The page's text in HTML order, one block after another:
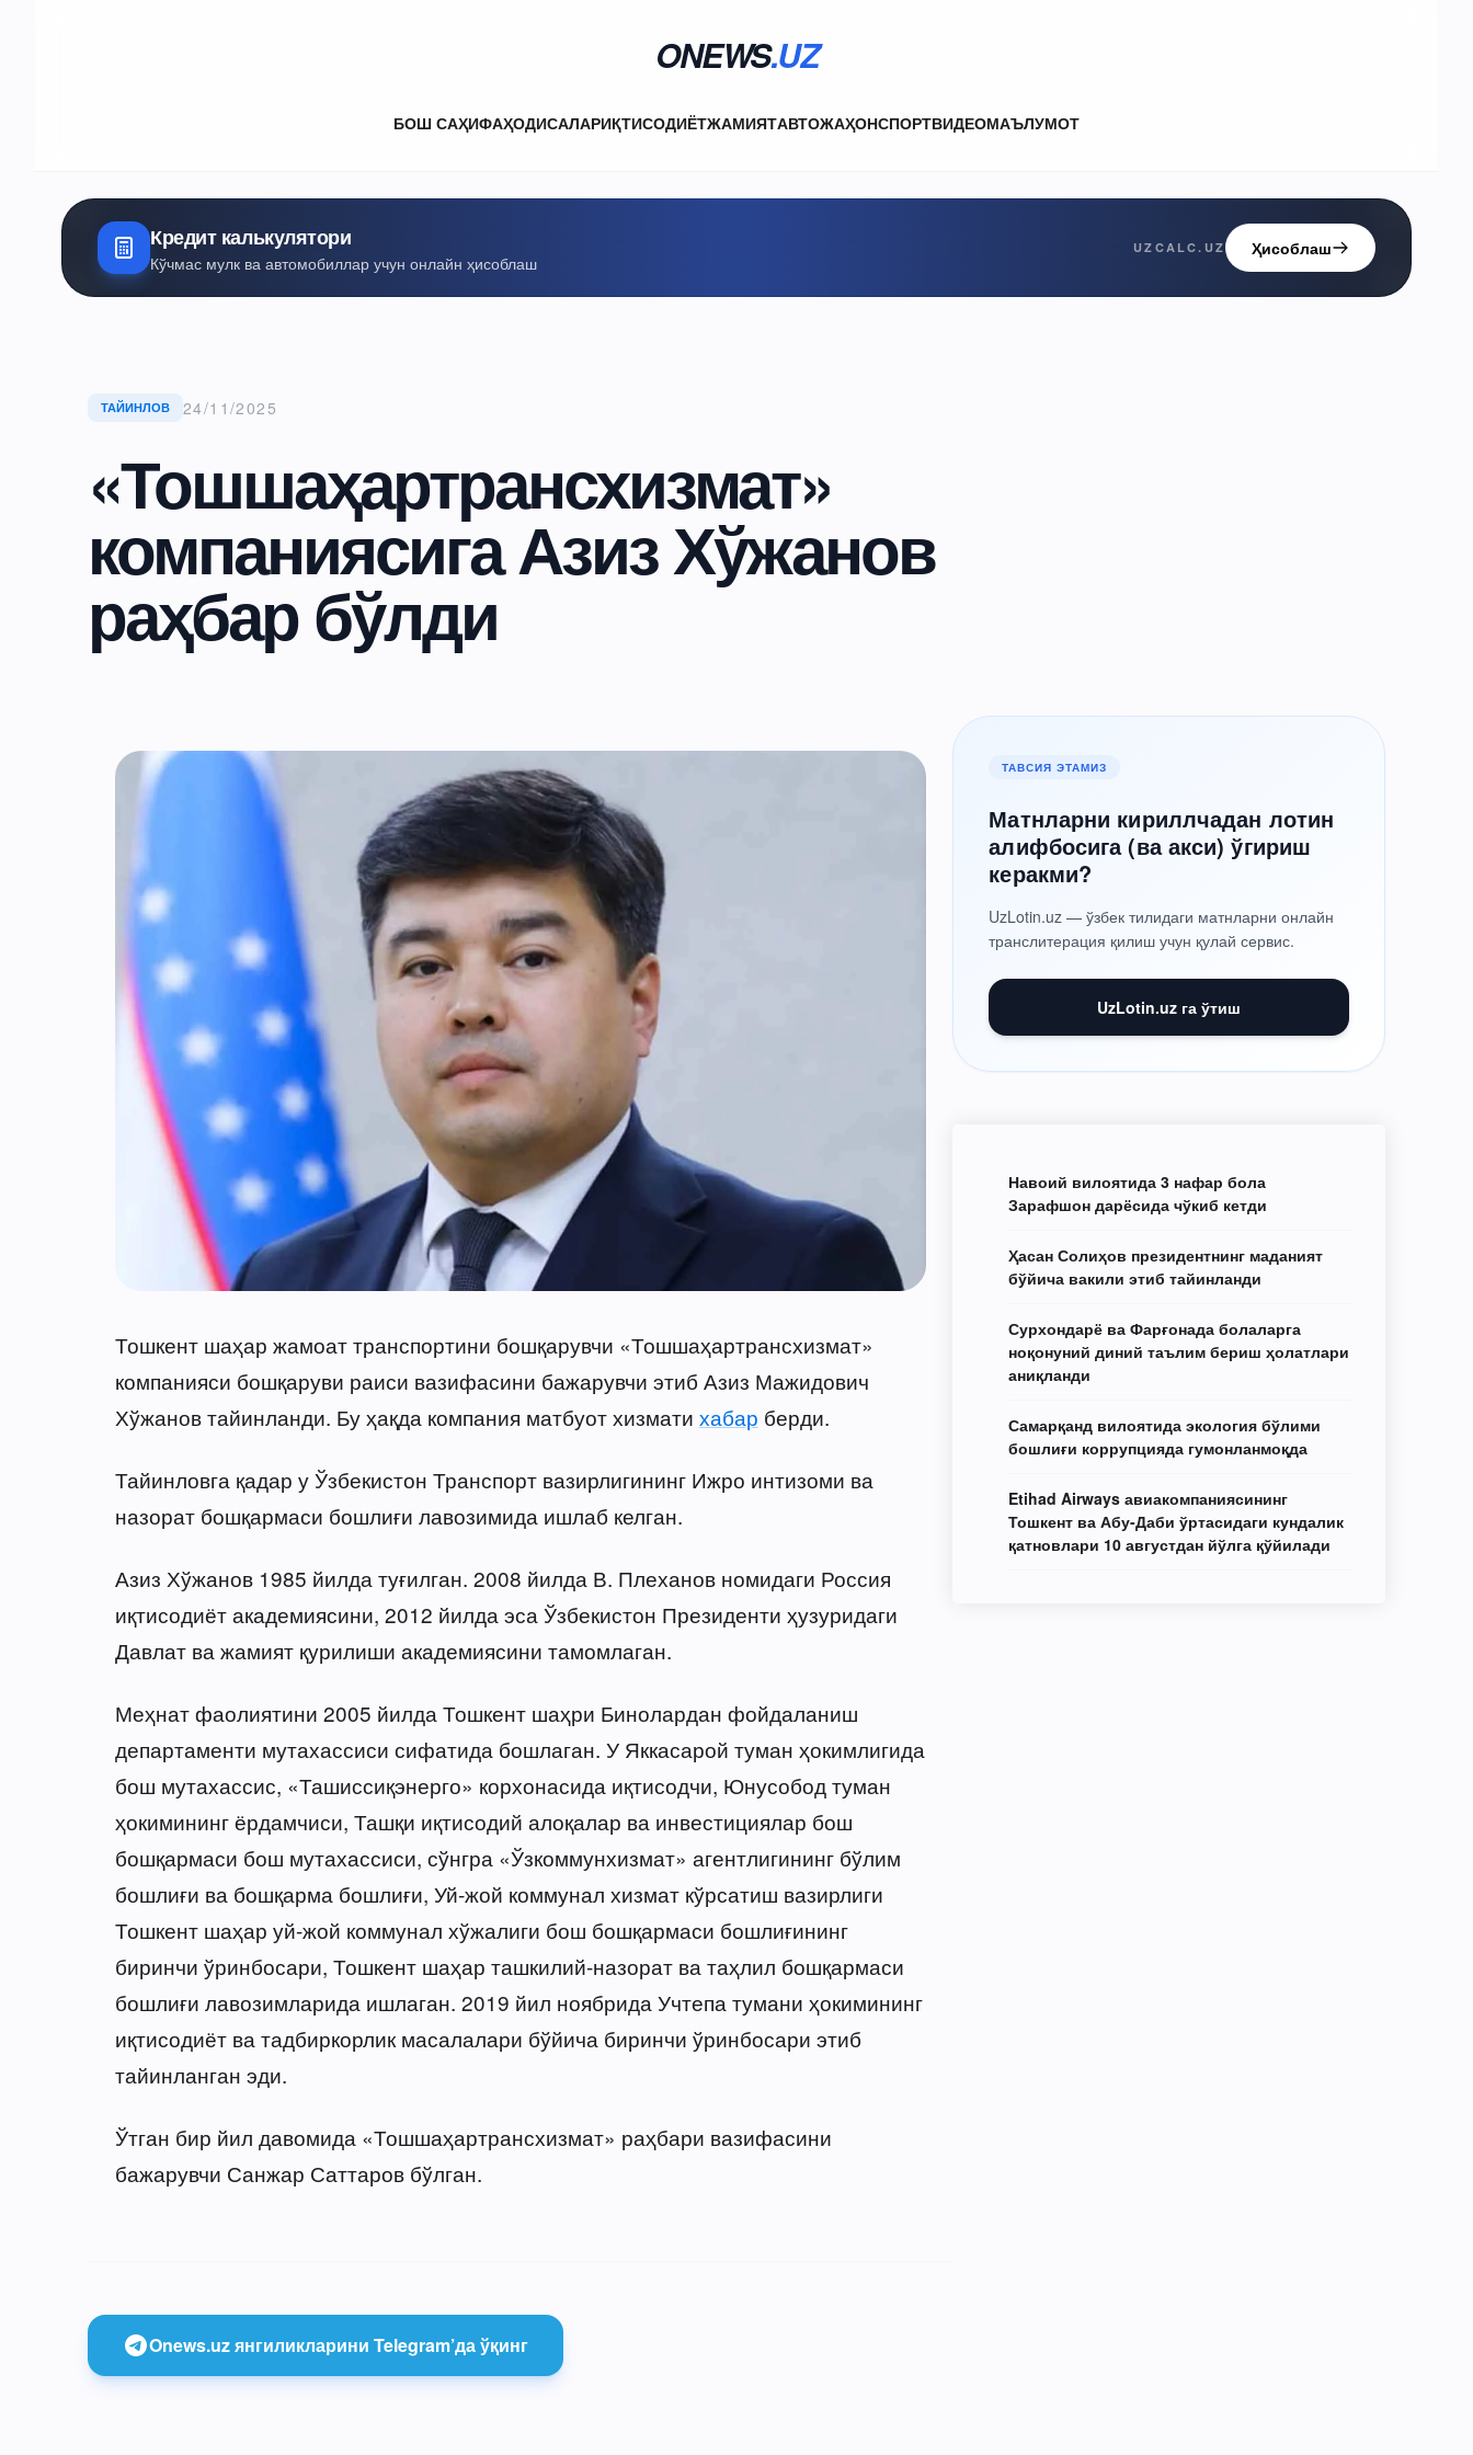
ONEWS.UZ
БОШ САҲИФАҲОДИСАЛАРИҚТИСОДИЁТЖАМИЯТАВТОЖАҲОНСПОРТВИДЕОМАЪЛУМОТ
Кредит калькулятори
Кўчмас мулк ва автомобиллар учун онлайн ҳисоблаш
UZCALC.UZ Ҳисоблаш
ТАЙИНЛОВ 24/11/2025
«Тошшаҳартрансхизмат»
компаниясига Азиз Хўжанов
раҳбар бўлди
Тошкент шаҳар жамоат транспортини бошқарувчи «Тошшаҳартрансхизмат»
компанияси бошқаруви раиси вазифасини бажарувчи этиб Азиз Мажидович
Хўжанов тайинланди. Бу ҳақда компания матбуот хизмати хабар берди.
Тайинловга қадар у Ўзбекистон Транспорт вазирлигининг Ижро интизоми ва
назорат бошқармаси бошлиғи лавозимида ишлаб келган.
Азиз Хўжанов 1985 йилда туғилган. 2008 йилда В. Плеханов номидаги Россия
иқтисодиёт академиясини, 2012 йилда эса Ўзбекистон Президенти ҳузуридаги
Давлат ва жамият қурилиши академиясини тамомлаган.
Меҳнат фаолиятини 2005 йилда Тошкент шаҳри Бинолардан фойдаланиш
департаменти мутахассиси сифатида бошлаган. У Яккасарой туман ҳокимлигида
бош мутахассис, «Ташиссиқэнерго» корхонасида иқтисодчи, Юнусобод туман
ҳокимининг ёрдамчиси, Ташқи иқтисодий алоқалар ва инвестициялар бош
бошқармаси бош мутахассиси, сўнгра «Ўзкоммунхизмат» агентлигининг бўлим
бошлиғи ва бошқарма бошлиғи, Уй-жой коммунал хизмат кўрсатиш вазирлиги
Тошкент шаҳар уй-жой коммунал хўжалиги бош бошқармаси бошлиғининг
биринчи ўринбосари, Тошкент шаҳар ташкилий-назорат ва таҳлил бошқармаси
бошлиғи лавозимларида ишлаган. 2019 йил ноябрида Учтепа тумани ҳокимининг
иқтисодиёт ва тадбиркорлик масалалари бўйича биринчи ўринбосари этиб
тайинланган эди.
Ўтган бир йил давомида «Тошшаҳартрансхизмат» раҳбари вазифасини
бажарувчи Санжар Саттаров бўлган.
Onews.uz янгиликларини Telegram’да ўқинг
ТАВСИЯ ЭТАМИЗ
Матнларни кириллчадан лотин
алифбосига (ва акси) ўгириш
керакми?
UzLotin.uz — ўзбек тилидаги матнларни онлайн
транслитерация қилиш учун қулай сервис.
UzLotin.uz га ўтиш
Навоий вилоятида 3 нафар бола
Зарафшон дарёсида чўкиб кетди
Ҳасан Солиҳов президентнинг маданият
бўйича вакили этиб тайинланди
Сурхондарё ва Фарғонада болаларга
ноқонуний диний таълим бериш ҳолатлари
аниқланди
Самарқанд вилоятида экология бўлими
бошлиғи коррупцияда гумонланмоқда
Etihad Airways авиакомпаниясининг
Тошкент ва Абу-Даби ўртасидаги кундалик
қатновлари 10 августдан йўлга қўйилади